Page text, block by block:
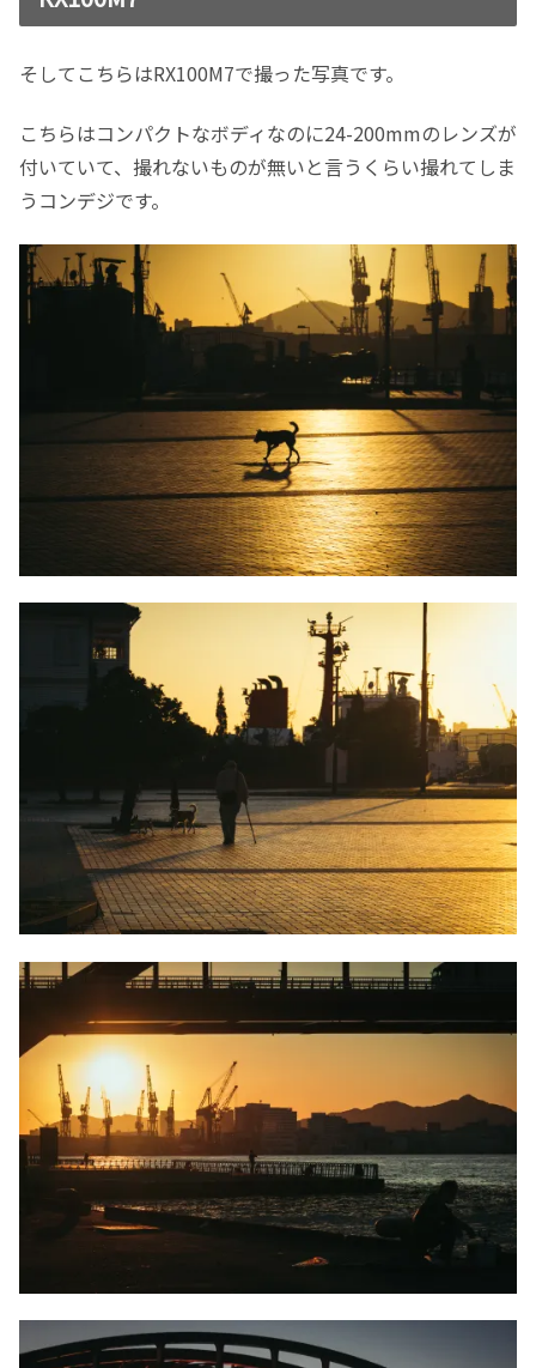
そしてこちらはRX100M7で撮った写真です。
こちらはコンパクトなボディなのに24-200mmのレンズが
付いていて、撮れないものが無いと言うくらい撮れてしま
うコンデジです。